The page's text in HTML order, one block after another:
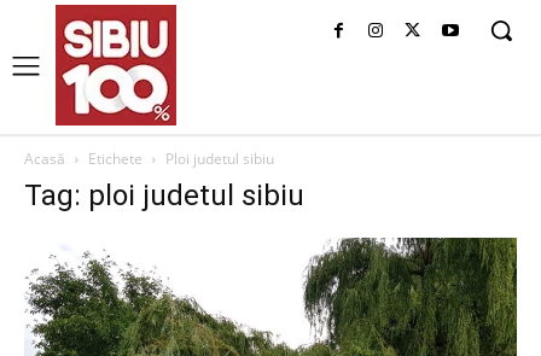
Acasă Etichete Ploi judetul sibiu
Tag: ploi judetul sibiu